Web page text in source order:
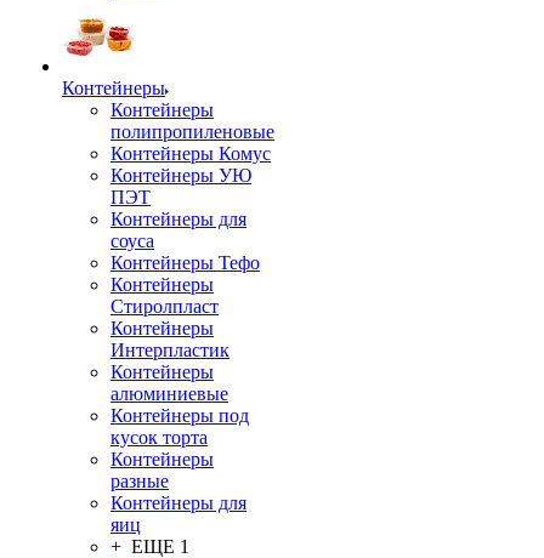
Контейнеры
Контейнеры
полипропиленовые
Контейнеры Комус
Контейнеры УЮ
ПЭТ
Контейнеры для
соуса
Контейнеры Тефо
Контейнеры
Стиролпласт
Контейнеры
Интерпластик
Контейнеры
алюминиевые
Контейнеры под
кусок торта
Контейнеры
разные
Контейнеры для
яиц
+ ЕЩЕ 1